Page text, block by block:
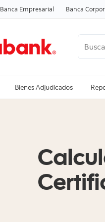
Banca Empresarial Banca
Bienes Adjudicados